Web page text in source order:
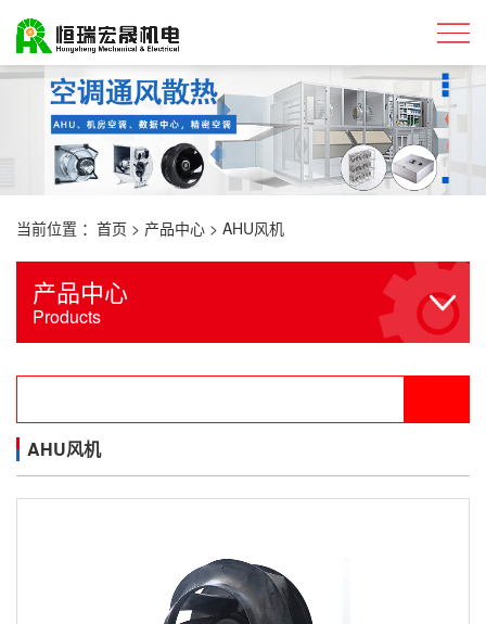
当前位置 ： 首页 > 产品中心 > AHU风机
产品中心
Products
AHU风机